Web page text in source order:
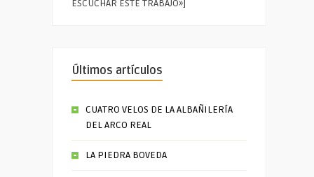
ESCUCHAR ESTE TRABAJO»]
Últimos artículos
CUATRO VELOS DE LA ALBAÑILERÍA
DEL ARCO REAL
LA PIEDRA BOVEDA